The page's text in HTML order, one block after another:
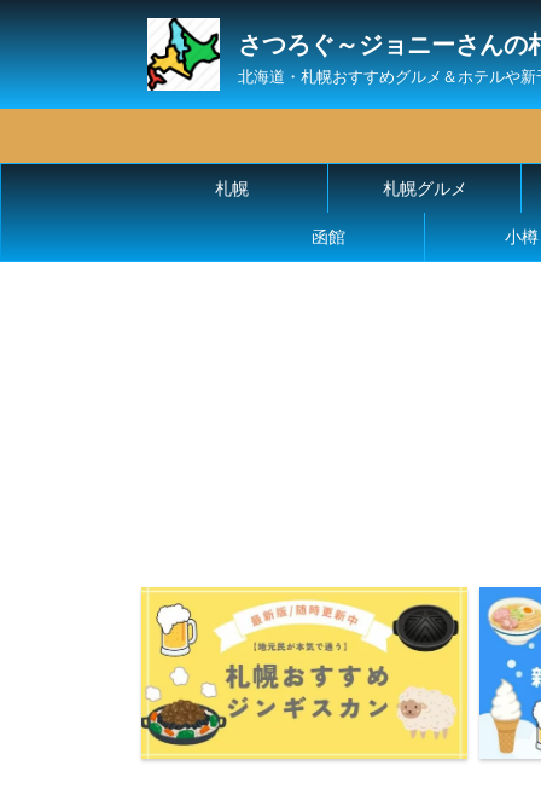
さつろぐ～ジョニーさんの
北海道・札幌おすすめグルメ＆ホテルや
札幌 札幌グルメ
函館 小樽